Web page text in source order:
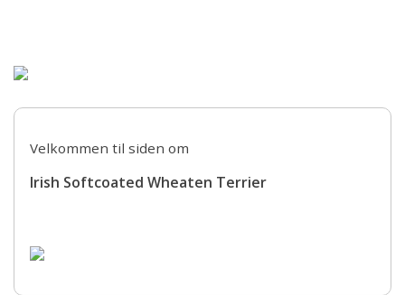
Om racen
Materiale om racen
Årskonkurrencen
Aktiviteter
Velkommen til siden om
Irish Softcoated Wheaten Terrier